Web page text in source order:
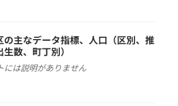
主なデータ指標、人口（区別、推
数、町丁別）
には説明がありません